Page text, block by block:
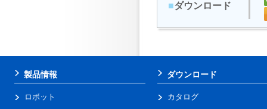
■ダウンロード
製品情報
ロボット
ダウンロード
カタログ